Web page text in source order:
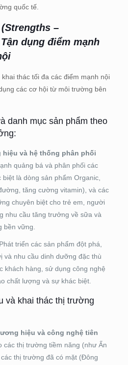
quốc tế.
–
dụng điểm mạnh
thác tối đa các điểm mạnh nội
các cơ hội từ môi trường bên
danh mục sản phẩm theo
và hệ thống phân phối
quảng bá và phân phối các
là dòng sản phẩm Organic,
tăng cường vitamin), và các
chuyên biệt cho trẻ em, người
nhu cầu tăng trưởng về sữa và
bền vững.
Phát triển các sản phẩm đột phá,
và nhu cầu dinh dưỡng đặc thù
khách hàng, sử dụng công nghệ
chất lượng và sự khác biệt.
và khai thác thị trường
hiệu và công nghệ tiên
các thị trường tiềm năng (như Ấn
thị trường đã có mặt (Đông